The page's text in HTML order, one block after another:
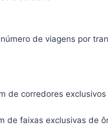
de viagens por
de corredores
de faixas exclusivas de